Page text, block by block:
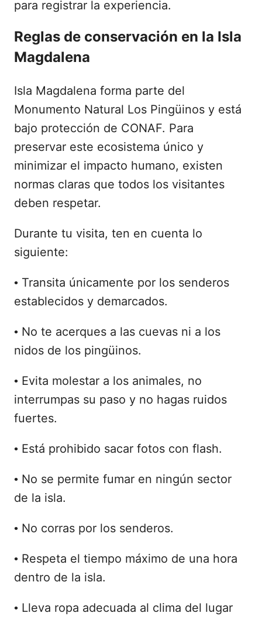
para registrar la experiencia.
Reglas de conservación en la Isla
Magdalena
Isla Magdalena forma parte del
Monumento Natural Los Pingüinos y está
bajo protección de CONAF. Para
preservar este ecosistema único y
minimizar el impacto humano, existen
normas claras que todos los visitantes
deben respetar.
Durante tu visita, ten en cuenta lo
siguiente:
•Transita únicamente por los senderos
establecidos y demarcados.
•No te acerques a las cuevas ni a los
nidos de los pingüinos.
•Evita molestar a los animales, no
interrumpas su paso y no hagas ruidos
fuertes.
•Está prohibido sacar fotos con flash.
•No se permite fumar en ningún sector
de la isla.
•No corras por los senderos.
•Respeta el tiempo máximo de una hora
dentro de la isla.
•Lleva ropa adecuada al clima del lugar